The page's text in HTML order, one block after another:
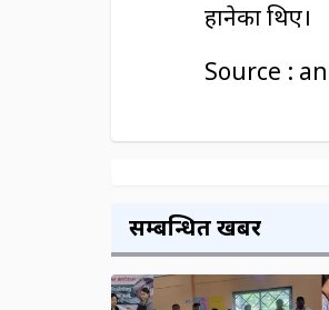
हानेका थिए।
Source :
सम्बन्धित खबर